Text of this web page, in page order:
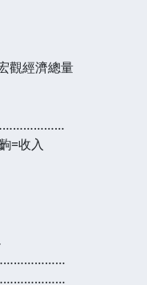
觀經濟總量
=收入